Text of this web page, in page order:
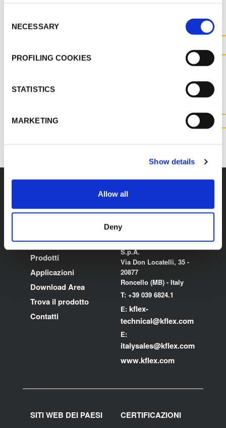
Selection
NECESSARY
PROFILING COOKIES
STATISTICS
MARKETING
Show details
Allow all
Deny
CONTATTACI PER MAGGIOR
Chi siamo
Prodotti
Applicazioni
Download Area
Trova il prodotto
Contatti
HEADQUARTER
L'ISOLANTE K-FLEX
S.p.A.
Via Don Locatelli, 35 -
20877
Roncello (MB) - Italy
T: +39 039 6824.1
E: kflex-
technical@kflex.com
E:
italysales@kflex.com
www.kflex.com
SITI WEB DEI PAESI
CERTIFICAZIONI